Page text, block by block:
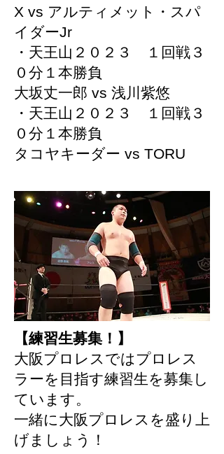
X vs アルティメット・スパ
イダーJr
・天王山２０２３ １回戦３
０分１本勝負
大坂丈一郎 vs 浅川紫悠
・天王山２０２３ １回戦３
０分１本勝負
タコヤキーダー vs TORU
【練習生募集！】
大阪プロレスではプロレス
ラーを目指す練習生を募集し
ています。
一緒に大阪プロレスを盛り上
げましょう！